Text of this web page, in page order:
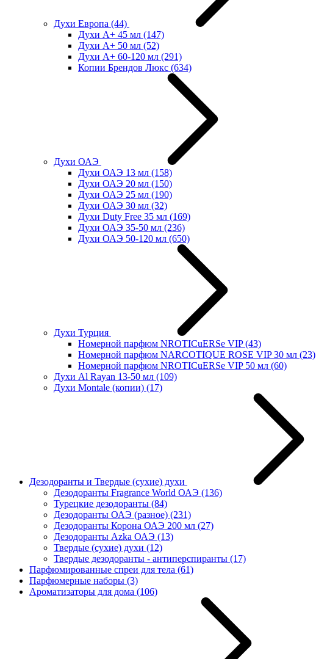
Духи Европа (44)
Духи А+ 45 мл (147)
Духи А+ 50 мл (52)
Духи А+ 60-120 мл (291)
Копии Брендов Люкс (634)
Духи ОАЭ
Духи ОАЭ 13 мл (158)
Духи ОАЭ 20 мл (150)
Духи ОАЭ 25 мл (190)
Духи ОАЭ 30 мл (32)
Духи Duty Free 35 мл (169)
Духи ОАЭ 35-50 мл (236)
Духи ОАЭ 50-120 мл (650)
Духи Турция
Номерной парфюм NROTICuERSe VIP(43)
Номерной парфюм NARCOTIQUE ROSE VIP 30 мл (23)
Номерной парфюм NROTICuERSe VIP 50 мл (60)
Духи Al Rayan 13-50 мл (109)
Духи Montale (копии) (17)
Дезодоранты и Твердые (сухие) духи
Дезодоранты Fragrance World ОАЭ (136)
Турецкие дезодоранты (84)
Дезодоранты ОАЭ (разное) (231)
Дезодоранты Корона ОАЭ 200 мл (27)
Дезодоранты Azka ОАЭ (13)
Твердые (сухие) духи (12)
Твердые дезодоранты - антиперспиранты (17)
Парфюмированные спреи для тела (61)
Парфюмерные наборы (3)
Ароматизаторы для дома (106)